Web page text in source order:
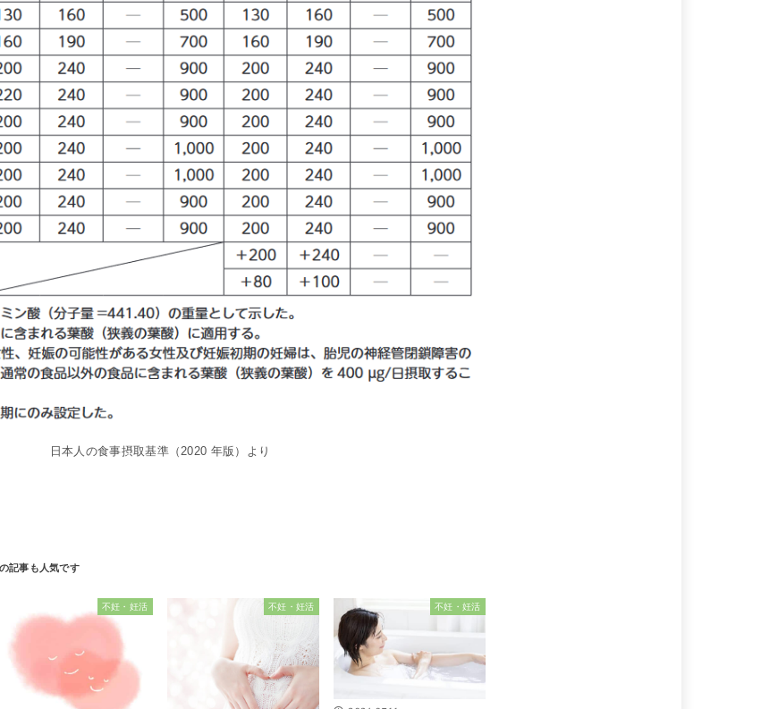
日本人の食事摂取基準（2020 年版）より
不妊・妊活 不妊・妊活 不妊・妊活